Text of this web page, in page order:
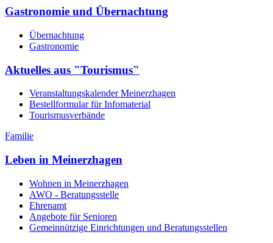
Gastronomie und Übernachtung
Übernachtung
Gastronomie
Aktuelles aus "Tourismus"
Veranstaltungskalender Meinerzhagen
Bestellformular für Infomaterial
Tourismusverbände
Familie
Leben in Meinerzhagen
Wohnen in Meinerzhagen
AWO - Beratungsstelle
Ehrenamt
Angebote für Senioren
Gemeinnützige Einrichtungen und Beratungsstellen